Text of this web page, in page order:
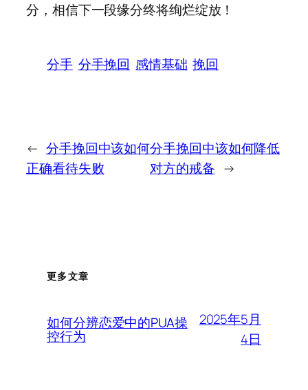
分，相信下一段缘分终将绚烂绽放！
分手 分手挽回 感情基础 挽回
← 分手挽回中该如何
正确看待失败
分手挽回中该如何降低
对方的戒备 →
更多文章
如何分辨恋爱中的PUA操
控行为
2025年5月
4日